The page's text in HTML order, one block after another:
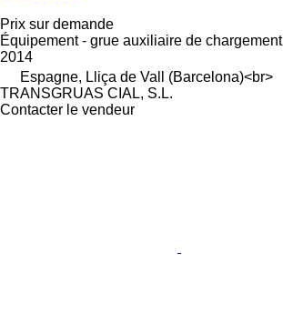
Prix sur demande
Équipement - grue auxiliaire de chargement
2014
Espagne, Lliça de Vall (Barcelona)<br>
TRANSGRUAS CIAL, S.L.
Contacter le vendeur